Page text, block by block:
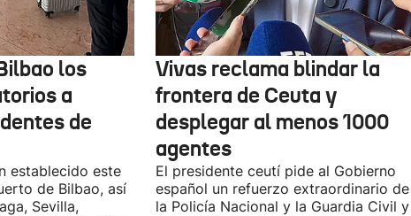
los
a
de
establecido este
de Bilbao, así
Sevilla,
Vivas reclama blindar la
frontera de Ceuta y
desplegar al menos 1000
agentes
El presidente ceutí pide al Gobierno
español un refuerzo extraordinario de
la Policía Nacional y la Guardia Civil y